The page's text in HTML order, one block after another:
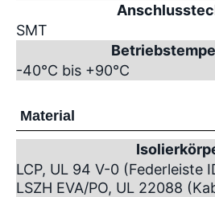
SMT
-40°C bis +90°C
Material
LCP, UL 94 V-0 (Federleiste
LSZH EVA/PO, UL 22088